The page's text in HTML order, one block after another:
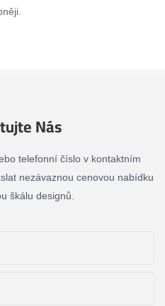
Nás
telefonní číslo v kontaktním
nezávaznou cenovou nabídku
škálu designů.